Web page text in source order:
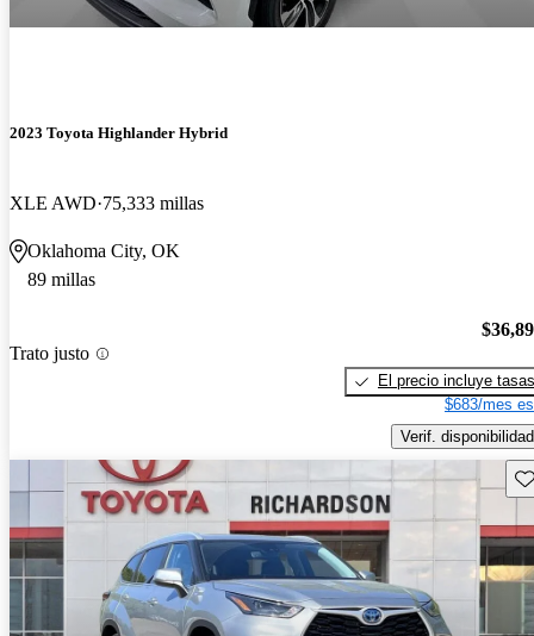
2023 Toyota Highlander Hybrid
XLE AWD 75,333 millas
Oklahoma City, OK
89 millas
Trato justo
El precio incluye tasas
$683/mes
Verif. disponibilidad